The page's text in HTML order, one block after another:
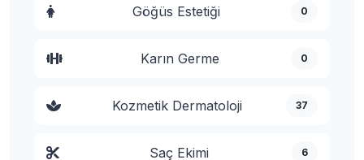
Göğüs Estetiği 0
Karın Germe 0
Kozmetik Dermatoloji 37
Saç Ekimi 6